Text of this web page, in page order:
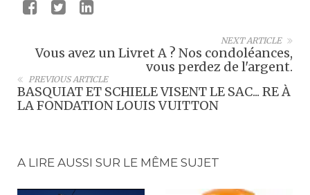
NEXT ARTICLE
Vous avez un Livret A ? Nos condoléances,
vous perdez de l'argent.
PREVIOUS ARTICLE
BASQUIAT ET SCHIELE VISENT LE SAC... RE À
LA FONDATION LOUIS VUITTON
A LIRE AUSSI SUR LE MÊME SUJET